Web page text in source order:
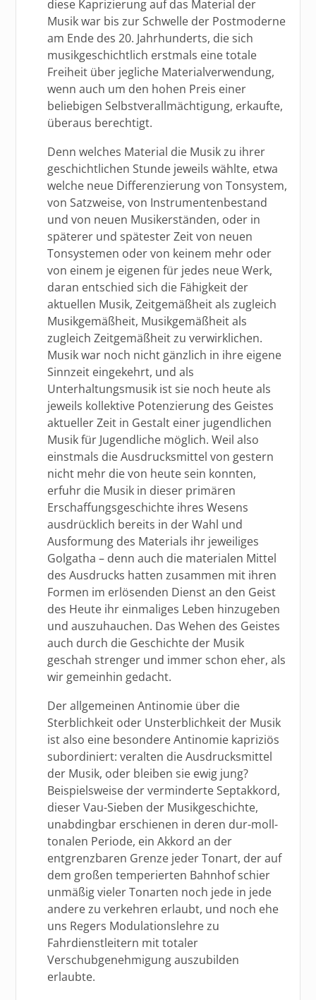
diese Kaprizierung auf das Material der
Musik war bis zur Schwelle der Postmoderne
am Ende des 20. Jahrhunderts, die sich
musikgeschichtlich erstmals eine totale
Freiheit über jegliche Materialverwendung,
wenn auch um den hohen Preis einer
beliebigen Selbstverallmächtigung, erkaufte,
überaus berechtigt.
Denn welches Material die Musik zu ihrer
geschichtlichen Stunde jeweils wählte, etwa
welche neue Differenzierung von Tonsystem,
von Satzweise, von Instrumentenbestand
und von neuen Musikerständen, oder in
späterer und spätester Zeit von neuen
Tonsystemen oder von keinem mehr oder
von einem je eigenen für jedes neue Werk,
daran entschied sich die Fähigkeit der
aktuellen Musik, Zeitgemäßheit als zugleich
Musikgemäßheit, Musikgemäßheit als
zugleich Zeitgemäßheit zu verwirklichen.
Musik war noch nicht gänzlich in ihre eigene
Sinnzeit eingekehrt, und als
Unterhaltungsmusik ist sie noch heute als
jeweils kollektive Potenzierung des Geistes
aktueller Zeit in Gestalt einer jugendlichen
Musik für Jugendliche möglich. Weil also
einstmals die Ausdrucksmittel von gestern
nicht mehr die von heute sein konnten,
erfuhr die Musik in dieser primären
Erschaffungsgeschichte ihres Wesens
ausdrücklich bereits in der Wahl und
Ausformung des Materials ihr jeweiliges
Golgatha – denn auch die materialen Mittel
des Ausdrucks hatten zusammen mit ihren
Formen im erlösenden Dienst an den Geist
des Heute ihr einmaliges Leben hinzugeben
und auszuhauchen. Das Wehen des Geistes
auch durch die Geschichte der Musik
geschah strenger und immer schon eher, als
wir gemeinhin gedacht.
Der allgemeinen Antinomie über die
Sterblichkeit oder Unsterblichkeit der Musik
ist also eine besondere Antinomie kapriziös
subordiniert: veralten die Ausdrucksmittel
der Musik, oder bleiben sie ewig jung?
Beispielsweise der verminderte Septakkord,
dieser Vau-Sieben der Musikgeschichte,
unabdingbar erschienen in deren dur-moll-
tonalen Periode, ein Akkord an der
entgrenzbaren Grenze jeder Tonart, der auf
dem großen temperierten Bahnhof schier
unmäßig vieler Tonarten noch jede in jede
andere zu verkehren erlaubt, und noch ehe
uns Regers Modulationslehre zu
Fahrdienstleitern mit totaler
Verschubgenehmigung auszubilden
erlaubte.